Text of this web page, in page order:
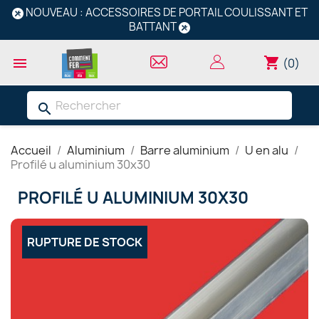
NOUVEAU : ACCESSOIRES DE PORTAIL COULISSANT ET
BATTANT
 shopping_cart (0)
search
Accueil Aluminium Barre aluminium
U en alu
Profilé u aluminium 30x30
PROFILÉ U ALUMINIUM 30X30
RUPTURE DE STOCK